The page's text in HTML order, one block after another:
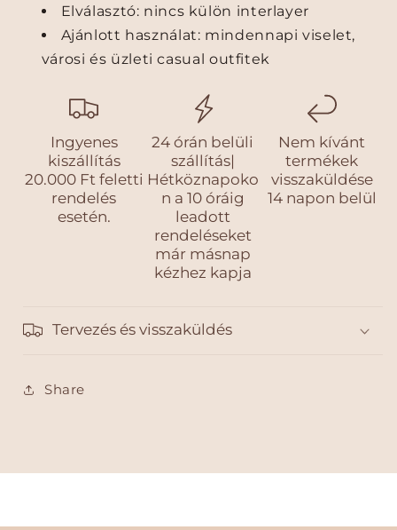
Elválasztó: nincs külön interlayer
Ajánlott használat: mindennapi viselet,
városi és üzleti casual outfitek
Ingyenes
kiszállítás
20.000 Ft feletti
rendelés
esetén.
24 órán belüli
szállítás|
Hétköznapoko
n a 10 óráig
leadott
rendeléseket
már másnap
kézhez kapja
Nem kívánt
termékek
visszaküldése
14 napon belül
Tervezés és visszaküldés
Share